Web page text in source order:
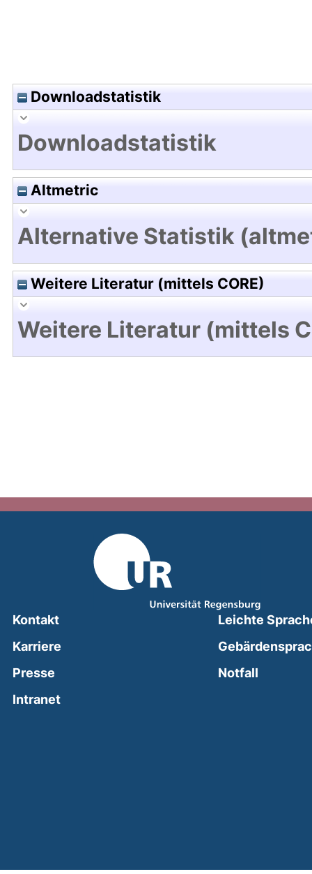
Downloadstatistik
Downloadstatistik
Altmetric
Alternative Statistik
Weitere Literatur (mittels CORE)
Weitere Literatur (mittels
Kontakt
Karriere
Presse
Intranet(external link, opens in a new window)
Leichte
Notfall